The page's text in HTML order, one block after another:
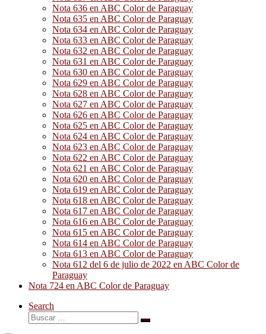
Nota 636 en ABC Color de Paraguay
Nota 635 en ABC Color de Paraguay
Nota 634 en ABC Color de Paraguay
Nota 633 en ABC Color de Paraguay
Nota 632 en ABC Color de Paraguay
Nota 631 en ABC Color de Paraguay
Nota 630 en ABC Color de Paraguay
Nota 629 en ABC Color de Paraguay
Nota 628 en ABC Color de Paraguay
Nota 627 en ABC Color de Paraguay
Nota 626 en ABC Color de Paraguay
Nota 625 en ABC Color de Paraguay
Nota 624 en ABC Color de Paraguay
Nota 623 en ABC Color de Paraguay
Nota 622 en ABC Color de Paraguay
Nota 621 en ABC Color de Paraguay
Nota 620 en ABC Color de Paraguay
Nota 619 en ABC Color de Paraguay
Nota 618 en ABC Color de Paraguay
Nota 617 en ABC Color de Paraguay
Nota 616 en ABC Color de Paraguay
Nota 615 en ABC Color de Paraguay
Nota 614 en ABC Color de Paraguay
Nota 613 en ABC Color de Paraguay
Nota 612 del 6 de julio de 2022 en ABC Color de
Paraguay
Nota 724 en ABC Color de Paraguay
Search
Buscar
Buscar